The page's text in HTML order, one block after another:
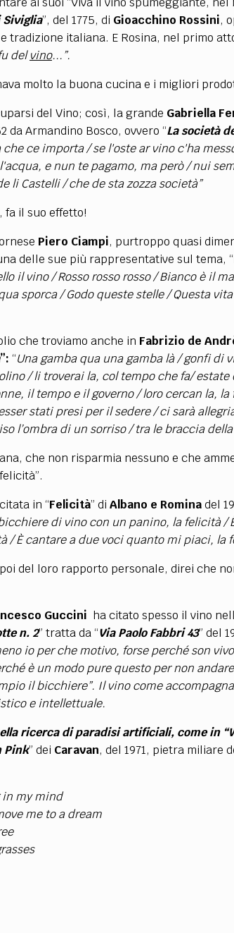
Siviglia”, del 1775, di Gioacchino Rossini,
tradizione italiana. E Rosina, nel primo
delvino...”.
molto la buona cucina e i migliori
del Vino; così, la grande Gabriella
da Armandino Bosco, ovvero “La società
che ce importa/se l'oste ar vino c'ha
e nun te pagamo, ma però/nui
li Castelli/che de sta zozza società”
fa il suo effetto!
Piero Ciampi, purtroppo quasi
delle sue più rappresentative sul tema,
il vino / Rosso rosso rosso / Bianco è il
sporca / Godo queste stelle / Questa
che troviamo anche in Fabrizio de
”: “Una gamba qua una gamba là/gonfi di
/ li troverai la, col tempo che fa/ estate
il tempo e il governo / loro cercan la,
stati presi per il sedere / ci sarà
l’ombra di un sorriso / tra le braccia
che non risparmia nessuno e che
in “Felicità” di Albano e Rominadel
di vino con un panino, la felicità /
/ È cantare a due voci quanto mi piaci, la
del loro rapporto personale, direi che
Guccini ha citato spesso il vino
n. 2” tratta da “Via Paolo Fabbri 43” del
io per che motivo, forse perché son
è un modo pure questo per non
il bicchiere”. Il vino come
e intellettuale.
ricerca di paradisi artificiali, come in
Pink” dei Caravan, del 1971, pietra miliare
in my mind
me to a dream